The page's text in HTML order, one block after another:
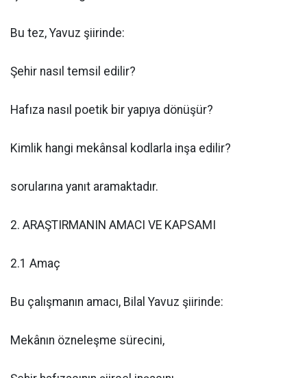
Bu tez, Yavuz şiirinde:
Şehir nasıl temsil edilir?
Hafıza nasıl poetik bir yapıya dönüşür?
Kimlik hangi mekânsal kodlarla inşa edilir?
sorularına yanıt aramaktadır.
2. ARAŞTIRMANIN AMACI VE KAPSAMI
2.1 Amaç
Bu çalışmanın amacı, Bilal Yavuz şiirinde:
Mekânın özneleşme sürecini,